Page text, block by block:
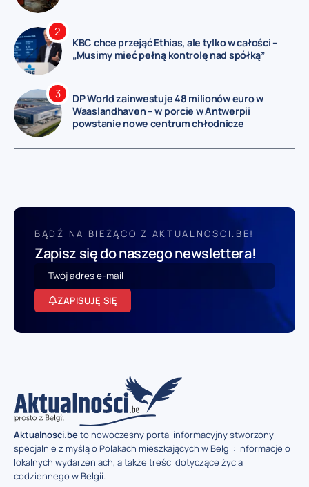
KBC chce przejąć Ethias, ale tylko w całości –
„Musimy mieć pełną kontrolę nad spółką”
DP World zainwestuje 48 milionów euro w
Waaslandhaven – w porcie w Antwerpii
powstanie nowe centrum chłodnicze
BĄDŹ NA BIEŻĄCO Z AKTUALNOSCI.BE!
Zapisz się do naszego newslettera!
ZAPISUJĘ SIĘ
Aktualnosci.beto nowoczesny portal informacyjny stworzony
specjalnie z myślą o Polakach mieszkających w Belgii: informacje o
lokalnych wydarzeniach, a także treści dotyczące życia
codziennego w Belgii.